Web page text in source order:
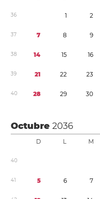
36 1 2
37 7 8 9
38 14 15 16
39 21 22 23
40 28 29 30
Octubre2036
D L M
40
41 5 6 7